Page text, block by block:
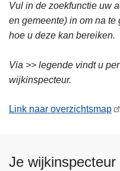
Vul in de zoekfunctie uw
en gemeente) in om na
hoe u deze kan bereiken.
Via >> legende vindt u
wijkinspecteur.
Link naar overzichtsmap
Je wijkinspecteur